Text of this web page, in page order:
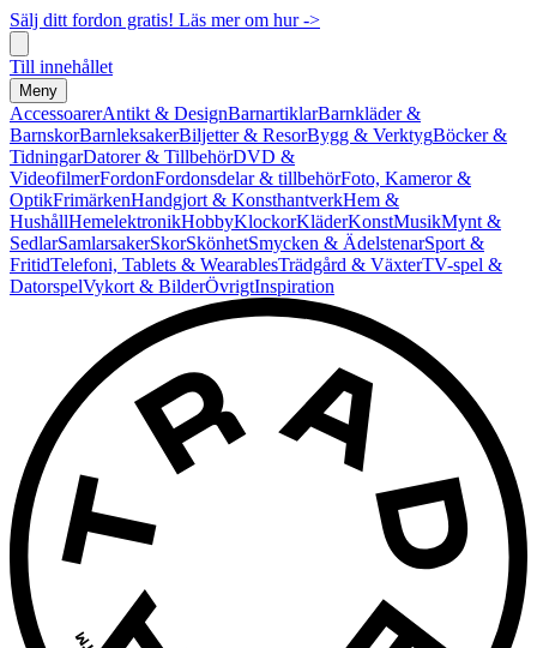
Sälj ditt fordon gratis! Läs mer om hur ->
Till innehållet
Meny
AccessoarerAntikt & DesignBarnartiklarBarnkläder &
BarnskorBarnleksakerBiljetter & ResorBygg & VerktygBöcker &
TidningarDatorer & TillbehörDVD &
VideofilmerFordonFordonsdelar & tillbehörFoto, Kameror &
OptikFrimärkenHandgjort & KonsthantverkHem &
HushållHemelektronikHobbyKlockorKläderKonstMusikMynt &
SedlarSamlarsakerSkorSkönhetSmycken & ÄdelstenarSport &
FritidTelefoni, Tablets & WearablesTrädgård & VäxterTV-spel &
DatorspelVykort & BilderÖvrigtInspiration